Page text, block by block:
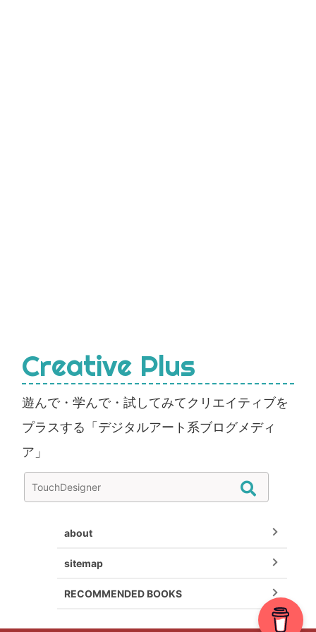
Creative Plus
遊んで・学んで・試してみてクリエイティブを
プラスする「デジタルアート系ブログメディ
ア」
about
sitemap
RECOMMENDED BOOKS